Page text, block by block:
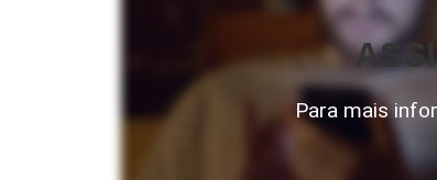
Para mais